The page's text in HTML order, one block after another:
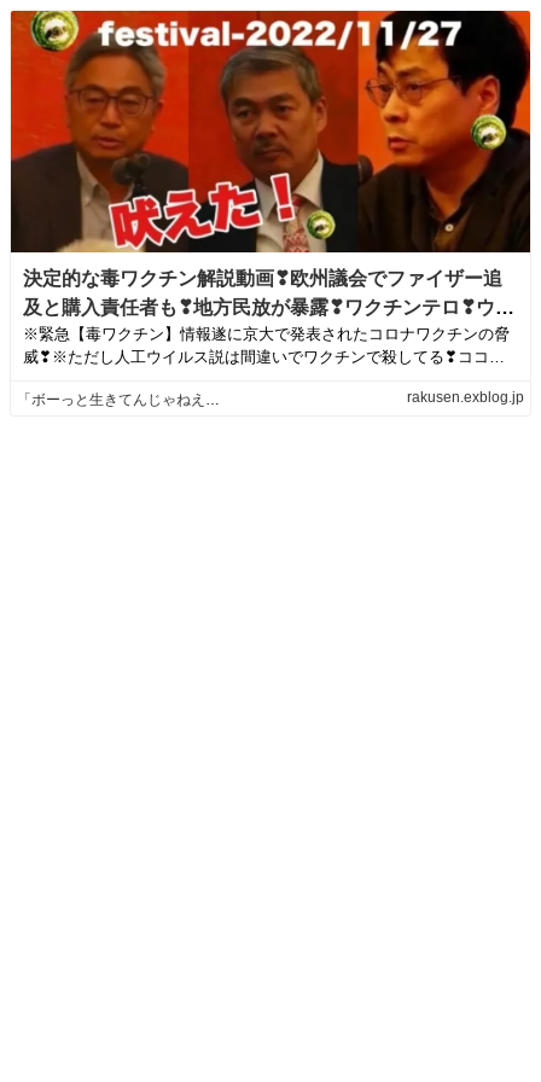
決定的な毒ワクチン解説動画❣欧州議会でファイザー追
及と購入責任者も❣地方民放が暴露❣ワクチンテロ❣ウイ
ルス存在トリックの種明かし❣テドロスにサル痘の非常
事態宣言させた統一教会の笹 | 「ボーっと生きてんじゃ
ねえよ！」ブログ
※緊急【毒ワクチン】情報遂に京大で発表されたコロナワクチンの脅
威❣※ただし人工ウイルス説は間違いでワクチンで殺してる❣ココロ
「ボーっと生きてんじゃねえよ！」ブログ rakusen.exblog.jp